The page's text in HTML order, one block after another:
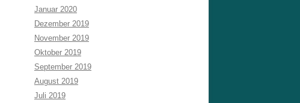
Januar 2020
Dezember 2019
November 2019
Oktober 2019
September 2019
August 2019
Juli 2019